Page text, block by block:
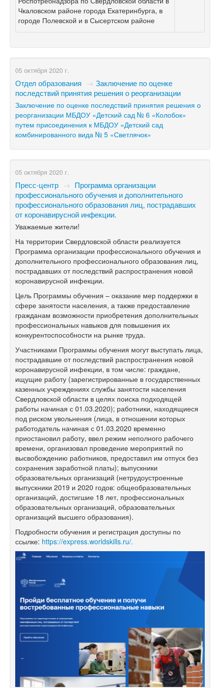
Чкаловском районе города Екатеринбурга, в
городе Полевской и в Сысертском районе
05 октября 2020 г.
Отдел образования → ​Заключение по оценке
последствий принятия решения о реорганизации
Заключение по оценке последствий принятия решения о
реорганизации МБДОУ «Детский сад № 6 «Колобок»
путем присоединения к МБДОУ «Детский сад
комбинированного вида № 5 «Светлячок»
05 октября 2020 г.
Пресс-центр → Программа организации
профессионального обучения и дополнительного
профессионального образования лиц, пострадавших
от коронавирусной инфекции.
Уважаемые жители!
На территории Свердловской области реализуется
Программа организации профессионального обучения и
дополнительного профессионального образования лиц,
пострадавших от последствий распространения новой
коронавирусной инфекции.
Цель Программы обучения – оказание мер поддержки в
сфере занятости населения, а также предоставление
гражданам возможности приобретения дополнительных
профессиональных навыков для повышения их
конкурентоспособности на рынке труда.
Участниками Программы обучения могут выступать лица,
пострадавшие от последствий распространения новой
коронавирусной инфекции, в том числе: граждане,
ищущие работу (зарегистрированные в государственных
казенных учреждениях службы занятости населения
Свердловской области в целях поиска подходящей
работы начиная с 01.03.2020); работники, находящиеся
под риском увольнения (лица, в отношении которых
работодатель начиная с 01.03.2020 временно
приостановил работу, ввел режим неполного рабочего
времени, организовал проведение мероприятий по
высвобождению работников, предоставил им отпуск без
сохранения заработной платы); выпускники
образовательных организаций (нетрудоустроенные
выпускники 2019 и 2020 годов: общеобразовательных
организаций, достигшие 18 лет, профессиональных
образовательных организаций, образовательных
организаций высшего образования).
Подробности обучения и регистрация доступны по
ссылке: https://express.worldskills.ru/.